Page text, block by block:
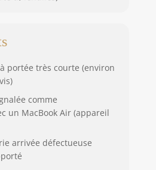
portée très courte (environ
comme
un MacBook Air (appareil
arrivée défectueuse